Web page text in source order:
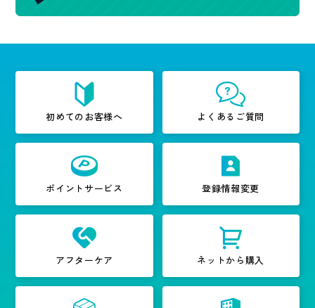
初めてのお客様へ よくあるご質問
ポイントサービス 登録情報変更
アフターケア ネットから購入